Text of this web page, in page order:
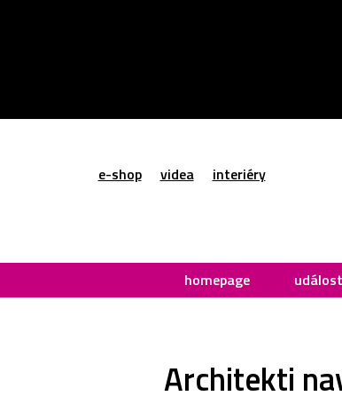
e-shop videa interiéry
homepage
Architekti